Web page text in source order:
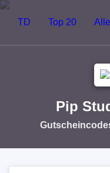
TD Top 20
Pip